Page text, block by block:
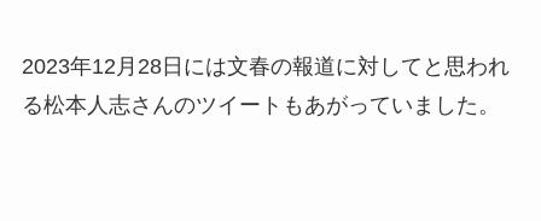
2023年12月28日には文春の報道に対してと思われ
る松本人志さんのツイートもあがっていました。